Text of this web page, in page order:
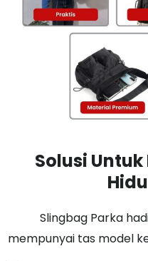
Solusi
Slingbag Parka
mempunyai tas model